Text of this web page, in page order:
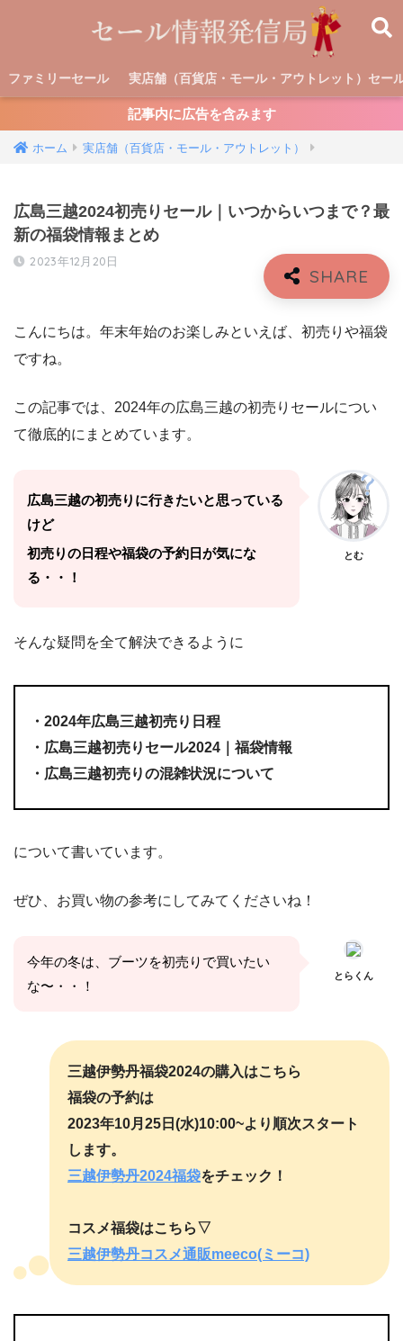
ファミリーセール 実店舗（百貨店・モール・アウトレット）セー
記事内に広告を含みます
ホーム 実店舗（百貨店・モール・アウトレット）
広島三越2024初売りセール｜いつからいつまで？最
新の福袋情報まとめ
2023年12月20日
こんにちは。年末年始のお楽しみといえば、初売りや福袋
ですね。
この記事では、2024年の広島三越の初売りセールについ
て徹底的にまとめています。
広島三越の初売りに行きたいと思っている
けど
初売りの日程や福袋の予約日が気にな
る・・！
とむ
そんな疑問を全て解決できるように
・2024年広島三越初売り日程
・広島三越初売りセール2024｜福袋情報
・広島三越初売りの混雑状況について
について書いています。
ぜひ、お買い物の参考にしてみてくださいね！
今年の冬は、ブーツを初売りで買いたい
な〜・・！
とらくん
三越伊勢丹福袋2024の購入はこちら
福袋の予約は
2023年10月25日(水)10:00~より順次スタート
します。
三越伊勢丹2024福袋をチェック！
コスメ福袋はこちら▽
三越伊勢丹コスメ通販meeco(ミーコ)